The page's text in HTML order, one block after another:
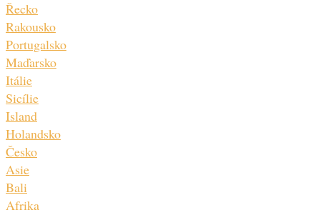
Řecko
Rakousko
Portugalsko
Maďarsko
Itálie
Sicílie
Island
Holandsko
Česko
Asie
Bali
Afrika